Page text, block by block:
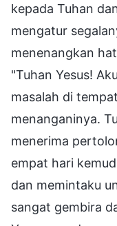
kepada Tuhan
mengatur
menenangkan
"Tuhan Yesus!
masalah di
menanganinya.
menerima
empat hari
dan memintaku
sangat gembira